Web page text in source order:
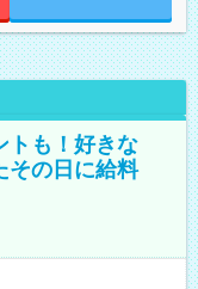
トも！好きな
の日に給料